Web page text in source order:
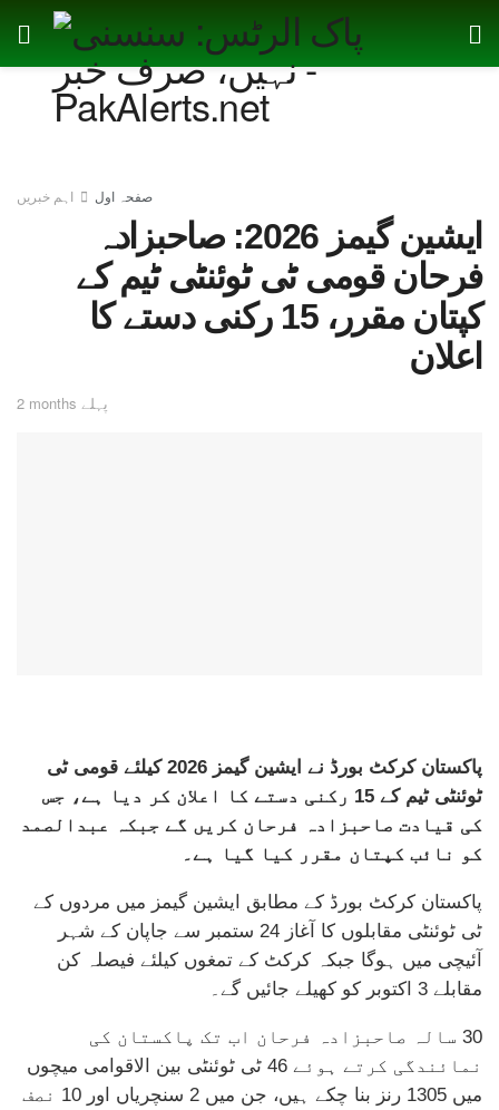
صفحہ اول اہم خبریں
ایشین گیمز 2026: صاحبزادہ
فرحان قومی ٹی ٹوئنٹی ٹیم کے
کپتان مقرر، 15 رکنی دستے کا
اعلان
2 months پہلے
پاکستان کرکٹ بورڈ نے ایشین گیمز 2026 کیلئے قومی ٹی
ٹوئنٹی ٹیم کے 15 رکنی دستے کا اعلان کر دیا ہے، جس
کی قیادت صاحبزادہ فرحان کریں گے جبکہ عبدالصمد
کو نائب کپتان مقرر کیا گیا ہے۔
پاکستان کرکٹ بورڈ کے مطابق ایشین گیمز میں مردوں کے
ٹی ٹوئنٹی مقابلوں کا آغاز 24 ستمبر سے جاپان کے شہر
آئیچی میں ہوگا جبکہ کرکٹ کے تمغوں کیلئے فیصلہ کن
مقابلے 3 اکتوبر کو کھیلے جائیں گے۔
30 سالہ صاحبزادہ فرحان اب تک پاکستان کی
نمائندگی کرتے ہوئے 46 ٹی ٹوئنٹی بین الاقوامی میچوں
میں 1305 رنز بنا چکے ہیں، جن میں 2 سنچریاں اور 10 نصف